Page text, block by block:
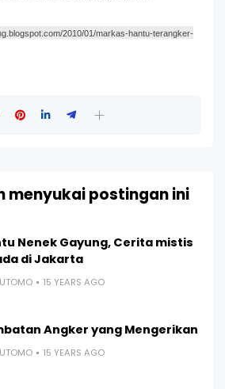
2010/01/markas-hantu-terangker-
menyukai postingan ini
Nenek Gayung, Cerita mistis
di Jakarta
15 YEARS AGO
Angker yang Mengerikan
15 YEARS AGO